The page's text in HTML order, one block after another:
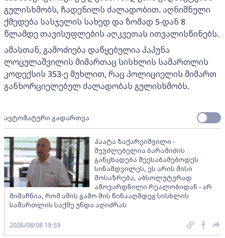
გულისხმობს, ჩადენილს ძალადობით. აღნიშნული
ქმედება სასჯელის სახედ და ზომად 5-დან 8
წლამდე თავისუფლების აღკვეთას ითვალისწინებს.
ამასთან, გამოძიება დაწყებულია პაპუნა
ლოცულაშვილის მიმართაც სისხლის სამართლის
კოდექსის 353-ე მუხლით, რაც პოლიციელის მიმართ
განხორციელებულ ძალადობას გულისხმობს.
ავტომატური გადართვა
პაატა ზაქარეიშვილი -
შეუძლებელია ბარამიძის
განცხადება შეესაბამებოდეს
სინამდვილეს, ეს არის მისი
მოსაზრება, აბსოლუტურად
ამოვარდნილი რეალობიდან - არ
მიმაჩნია, რომ ამის გამო მის წინააღმდეგ სისხლის
სამართლის საქმე უნდა აღიძრას
2026/08/08 19:59